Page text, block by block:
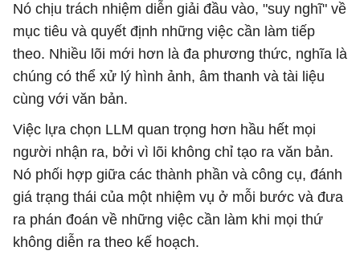
Nó chịu trách nhiệm diễn giải đầu vào, "suy nghĩ" về
mục tiêu và quyết định những việc cần làm tiếp
theo. Nhiều lõi mới hơn là đa phương thức, nghĩa là
chúng có thể xử lý hình ảnh, âm thanh và tài liệu
cùng với văn bản.
Việc lựa chọn LLM quan trọng hơn hầu hết mọi
người nhận ra, bởi vì lõi không chỉ tạo ra văn bản.
Nó phối hợp giữa các thành phần và công cụ, đánh
giá trạng thái của một nhiệm vụ ở mỗi bước và đưa
ra phán đoán về những việc cần làm khi mọi thứ
không diễn ra theo kế hoạch.